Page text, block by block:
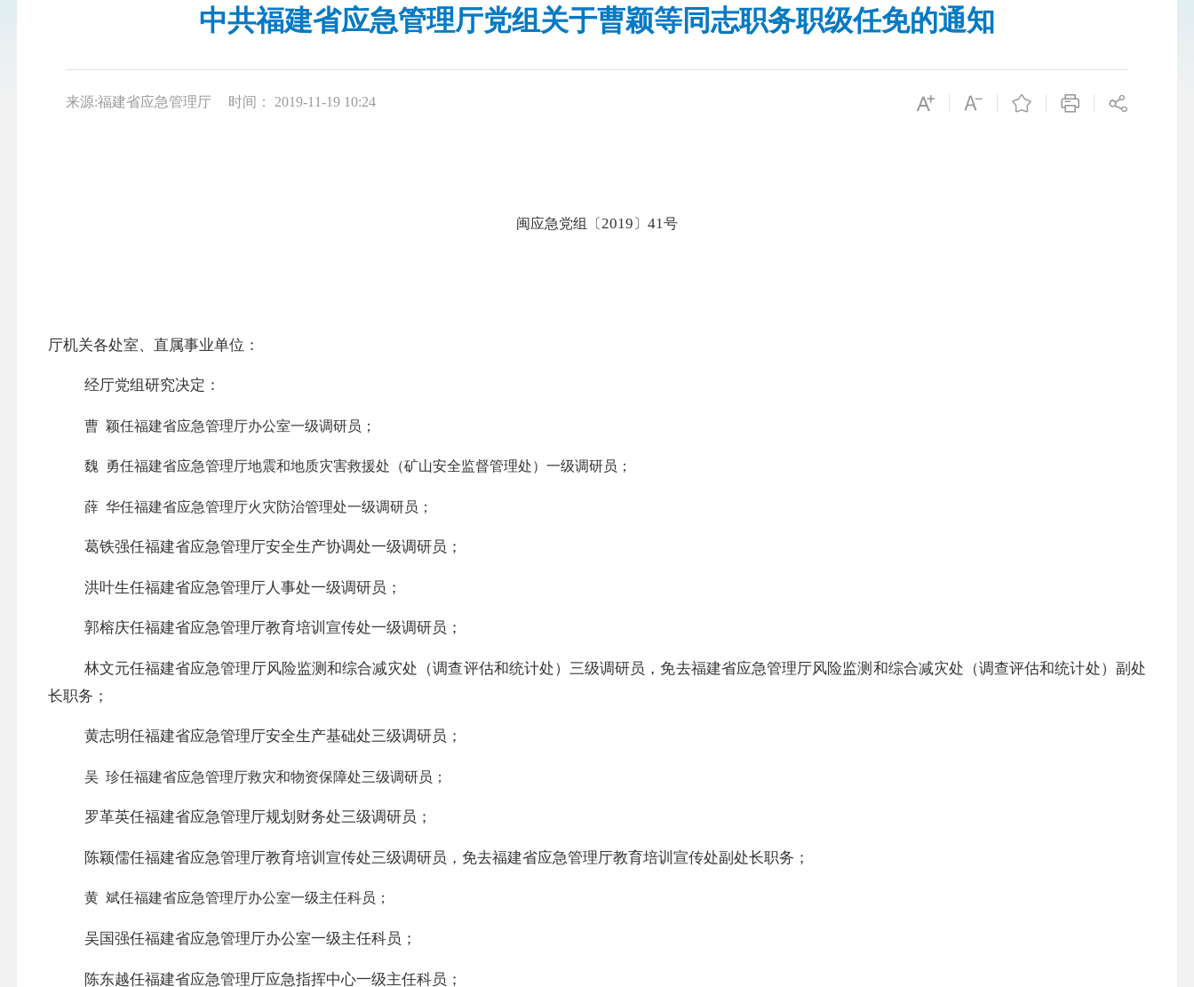
中共福建省应急管理厅党组关于曹颖等同志职务职级任免的通知
来源:福建省应急管理厅 时间： 2019-11-19 10:24
闽应急党组〔2019 〕 41号
厅机关各处室、直属事业单位：
经厅党组研究决定：
曹 颖任福建省应急管理厅办公室一级调研员；
魏 勇任福建省应急管理厅地震和地质灾害救援处（矿山安全监督管理处）一级调研员；
薛 华任福建省应急管理厅火灾防治管理处一级调研员；
葛铁强任福建省应急管理厅安全生产协调处一级调研员；
洪叶生任福建省应急管理厅人事处一级调研员；
郭榕庆任福建省应急管理厅教育培训宣传处一级调研员；
林文元任福建省应急管理厅风险监测和综合减灾处（调查评估和统计处）三级调研员，免去福建省应急管理厅风险监测和综合减灾处（调查评估和统计处）副处
长职务；
黄志明任福建省应急管理厅安全生产基础处三级调研员；
吴 珍任福建省应急管理厅救灾和物资保障处三级调研员；
罗革英任福建省应急管理厅规划财务处三级调研员；
陈颖儒任福建省应急管理厅教育培训宣传处三级调研员，免去福建省应急管理厅教育培训宣传处副处长职务；
黄 斌任福建省应急管理厅办公室一级主任科员；
吴国强任福建省应急管理厅办公室一级主任科员；
陈东越任福建省应急管理厅应急指挥中心一级主任科员；